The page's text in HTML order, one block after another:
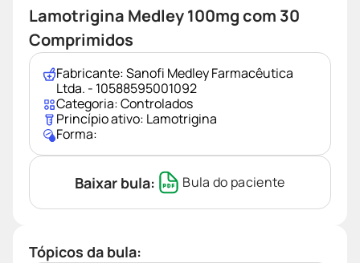
5º
shampoo
6º
tadalafila
lenço umedecido
sabonete liquido
desodorante
10
Lamotrigina Medley 100mg com 30
Comprimidos
Fabricante:Sanofi Medley Farmacêutica
Ltda. - 10588595001092
Categoria:Controlados
Princípio ativo: Lamotrigina
Forma:
Baixar bula: Bula do paciente
Tópicos da bula: